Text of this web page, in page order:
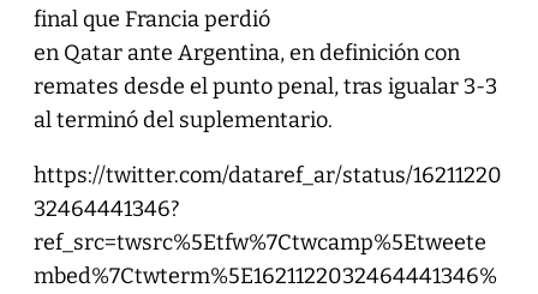
final que Francia perdió
en Qatar ante Argentina, en definición con
remates desde el punto penal, tras igualar 3-3
al terminó del suplementario.
https://twitter.com/dataref_ar/status/16211220
32464441346?
ref_src=twsrc%5Etfw%7Ctwcamp%5Etweete
mbed%7Ctwterm%5E1621122032464441346%